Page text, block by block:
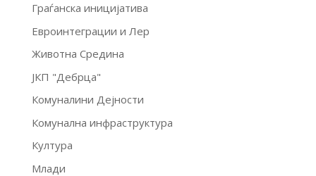
Граѓанска иницијатива
Евроинтеграции и Лер
Животна Средина
ЈКП "Дебрца"
Комуналини Дејности
Комунална инфраструктура
Култура
Млади